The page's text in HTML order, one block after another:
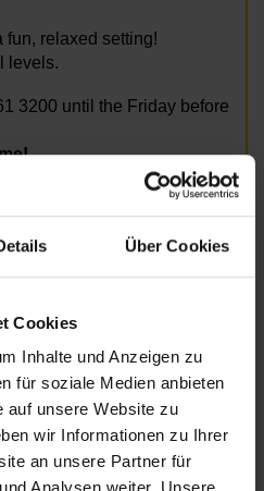
Über Cookies
Cookies
Inhalte und Anzeigen zu
für soziale Medien anbieten
auf unsere Website zu
wir Informationen zu Ihrer
an unsere Partner für
fun, relaxed setting!
levels.
3200 until the Friday before
08.06.2026, 10.30 - 11.30